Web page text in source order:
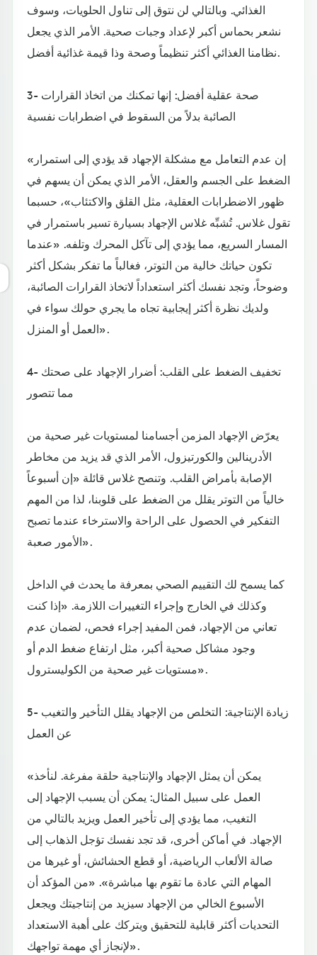
الغذائي. وبالتالي لن نتوق إلى تناول الحلويات، وسوف
نشعر بحماس أكبر لإعداد وجبات صحية. الأمر الذي يجعل
نظامنا الغذائي أكثر تنظيماً وصحة وذا قيمة غذائية أفضل.
3- صحة عقلية أفضل: إنها تمكنك من اتخاذ القرارات
الصائبة بدلاً من السقوط في اضطرابات نفسية
«إن عدم التعامل مع مشكلة الإجهاد قد يؤدي إلى استمرار
الضغط على الجسم والعقل، الأمر الذي يمكن أن يسهم في
ظهور الاضطرابات العقلية، مثل القلق والاكتئاب»، حسبما
تقول غلاس. تُشبِّه غلاس الإجهاد بسيارة تسير باستمرار في
المسار السريع، مما يؤدي إلى تآكل المحرك وتلفه. «عندما
تكون حياتك خالية من التوتر، فغالباً ما تفكر بشكل أكثر
وضوحاً، وتجد نفسك أكثر استعداداً لاتخاذ القرارات الصائبة،
ولديك نظرة أكثر إيجابية تجاه ما يجري حولك سواء في
العمل أو المنزل».
4- تخفيف الضغط على القلب: أضرار الإجهاد على صحتك
مما تتصور
يعرّض الإجهاد المزمن أجسامنا لمستويات غير صحية من
الأدرينالين والكورتيزول، الأمر الذي قد يزيد من مخاطر
الإصابة بأمراض القلب. وتنصح غلاس قائلة «إن أسبوعاً
خالياً من التوتر يقلل من الضغط على قلوبنا، لذا من المهم
التفكير في الحصول على الراحة والاسترخاء عندما تصبح
الأمور صعبة».
كما يسمح لك التقييم الصحي بمعرفة ما يحدث في الداخل
وكذلك في الخارج وإجراء التغييرات اللازمة. «إذا كنت
تعاني من الإجهاد، فمن المفيد إجراء فحص، لضمان عدم
وجود مشاكل صحية أكبر، مثل ارتفاع ضغط الدم أو
مستويات غير صحية من الكوليسترول».
5- زيادة الإنتاجية: التخلص من الإجهاد يقلل التأخير والتغيب
عن العمل
«يمكن أن يمثل الإجهاد والإنتاجية حلقة مفرغة. لنأخذ
العمل على سبيل المثال: يمكن أن يسبب الإجهاد إلى
التغيب، مما يؤدي إلى تأخير العمل ويزيد بالتالي من
الإجهاد. في أماكن أخرى، قد تجد نفسك تؤجل الذهاب إلى
صالة الألعاب الرياضية، أو قطع الحشائش، أو غيرها من
المهام التي عادة ما تقوم بها مباشرة». «من المؤكد أن
الأسبوع الخالي من الإجهاد سيزيد من إنتاجيتك ويجعل
التحديات أكثر قابلية للتحقيق ويتركك على أهبة الاستعداد
لإنجاز أي مهمة تواجهك».